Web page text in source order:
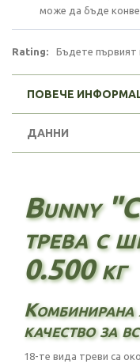
може да бъде
Rating: Бъдете първият
ПОВЕЧЕ
ДАННИ
Bunny
трева с
0.500 кг
Комбинирана
качество за
18-те вида треви са